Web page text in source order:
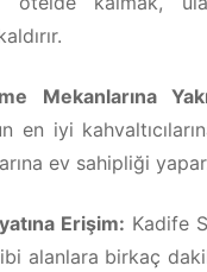
Mekanlarına
en iyi
ev sahipliği
Erişim: Kadife
alanlara birkaç